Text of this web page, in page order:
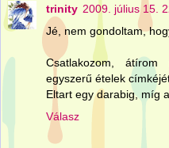
trinity 2009. július 15.
Jé, nem gondoltam,
Csatlakozom,
egyszerű ételek
Eltart egy darabig, míg
Válasz